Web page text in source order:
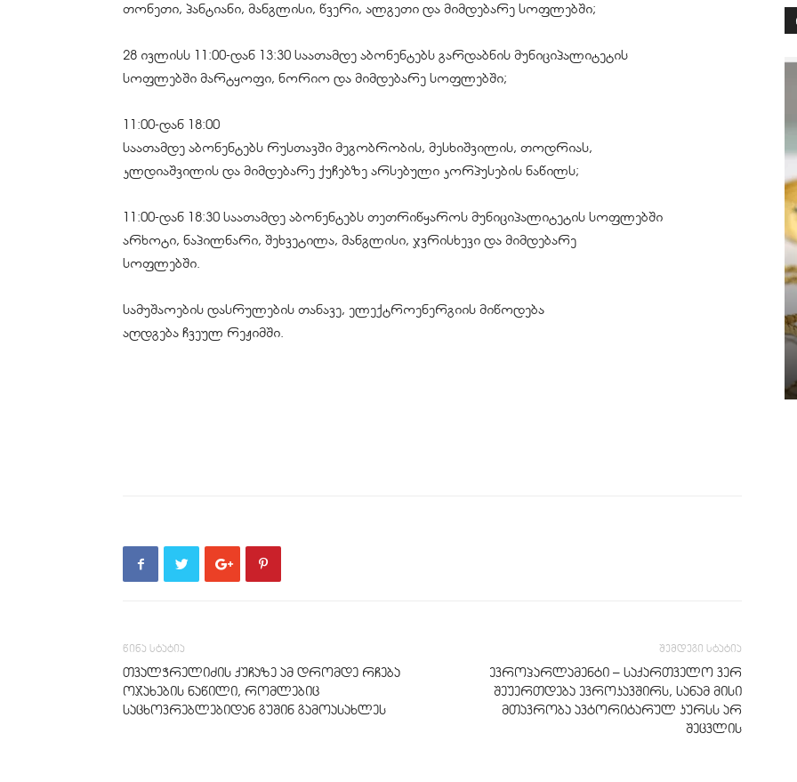
თონეთი, პანტიანი, მანგლისი, წვერი, ალგეთი და მიმდებარე სოფლებში;
28 ივლისს 11:00-დან 13:30 საათამდე აბონენტებს გარდაბნის მუნიციპალიტეტის
სოფლებში მარტყოფი, ნორიო და მიმდებარე სოფლებში;
11:00-დან 18:00
საათამდე აბონენტებს რუსთავში მეგობრობის, მესხიშვილის, თოდრიას,
კლდიაშვილის და მიმდებარე ქუჩებზე არსებული კორპუსების ნაწილს;
11:00-დან 18:30 საათამდე აბონენტებს თეთრიწყაროს მუნიციპალიტეტის სოფლებში
არხოტი, ნაპილნარი, შეხვეტილა, მანგლისი, ჯვრისხევი და მიმდებარე
სოფლებში.
სამუშაოების დასრულების თანავე, ელექტროენერგიის მიწოდება
აღდგება ჩვეულ რეჟიმში.
წინა სტატია
თვალჭრელიძის ქუჩაზე ამ დრომდე რჩება
ოჯახების ნაწილი, რომლებიც
საცხოვრებლებიდან გუშინ გამოასახლეს
შემდეგი სტატია
ევროპარლამენტი – საქართველო ვერ
შეუერთდება ევროკავშირს, სანამ მისი
მთავრობა ავტორიტარულ კურსს არ
შეცვლის